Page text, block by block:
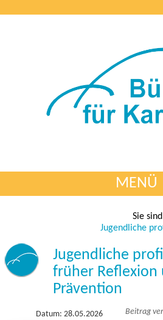
MENÜ
Sie
Jugendliche
früher Reflexion
Prävention
Datum: 28.05.2026 Beitrag